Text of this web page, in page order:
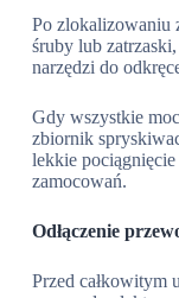
Po zlokalizowaniu
śruby lub
narzędzi do
Gdy wszystkie
zbiornik
lekkie
zamocowań.
Odłączenie
Przed całkowitym